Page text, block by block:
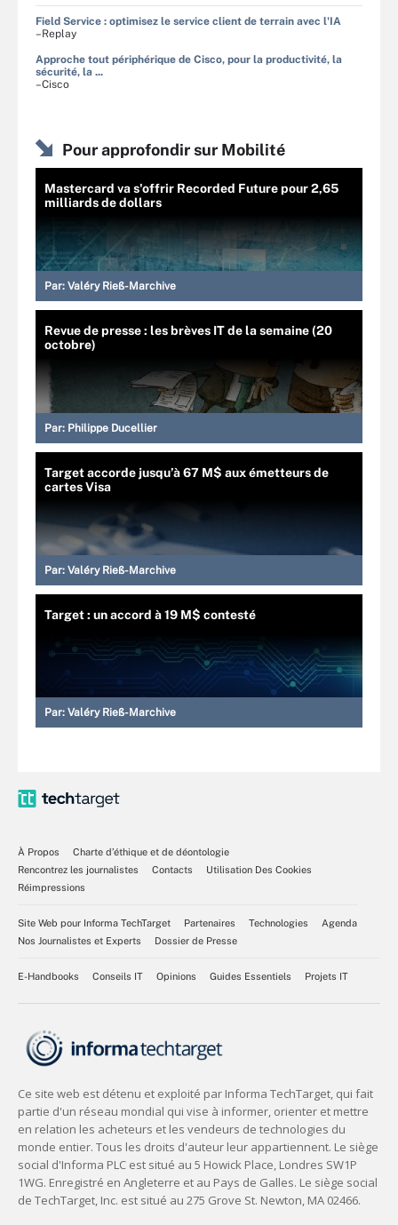
Field Service : optimisez le service client de terrain avec l'IA
–Replay
Approche tout périphérique de Cisco, pour la productivité, la
sécurité, la ...
–Cisco
Pour approfondir sur Mobilité
Mastercard va s'offrir Recorded Future pour 2,65
milliards de dollars
Par: Valéry Rieß-Marchive
Revue de presse : les brèves IT de la semaine (20
octobre)
Par: Philippe Ducellier
Target accorde jusqu’à 67 M$ aux émetteurs de
cartes Visa
Par: Valéry Rieß-Marchive
Target : un accord à 19 M$ contesté
Par: Valéry Rieß-Marchive
À Propos
Charte d’éthique et de déontologie
Rencontrez les journalistes
Contacts
Utilisation Des Cookies
Réimpressions
Site Web pour Informa TechTarget Partenaires Technologies
Agenda
Nos Journalistes et Experts
Dossier de Presse
E-Handbooks Conseils IT Opinions Guides Essentiels Projets IT